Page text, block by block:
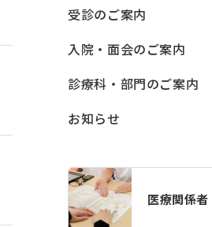
受診のご案内
入院・面会のご案内
診療科・部門のご案内
お知らせ
医療関係者